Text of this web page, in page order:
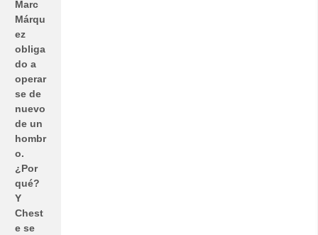
Marc
Márqu
ez
obliga
do a
operar
se de
nuevo
de un
hombr
o.
¿Por
qué?
Y
Chest
e se